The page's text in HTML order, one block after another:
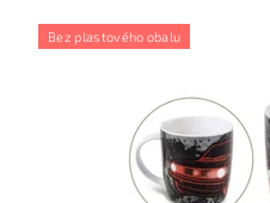
Bez plastového obalu